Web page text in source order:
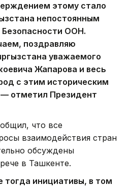
этому стало
непостоянным
ООН.
поздравляю
уважаемого
Жапарова и весь
с этим историческим
отметил Президент
что все
взаимодействия стран
обсуждены
в Ташкенте.
инициативы, в том